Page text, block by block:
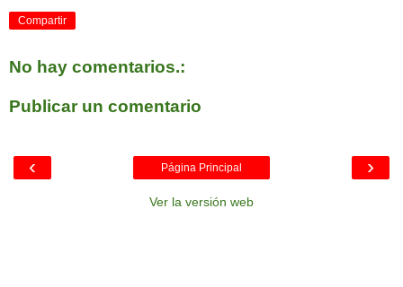
Compartir
No hay comentarios.:
Publicar un comentario
‹ ›
Página Principal
Ver la versión web